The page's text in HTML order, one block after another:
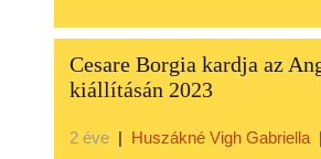
Cesare Borgia kardja az
kiállításán 2023
2 éve | Huszákné Vigh Gabriella